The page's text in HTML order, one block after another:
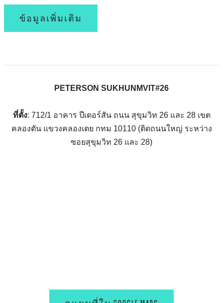
ข้อมูลเพิ่มเติม
PETERSON SUKHUNMVIT#26
ที่ตั้ง: 712/1 อาคาร ปีเตอร์สัน ถนน สุขุมวิท 26 และ 28 เขต
คลองตัน แขวงคลองเตย กทม 10110 (ติดถนนใหญ่ ระหว่าง
ซอยสุขุมวิท 26 และ 28)